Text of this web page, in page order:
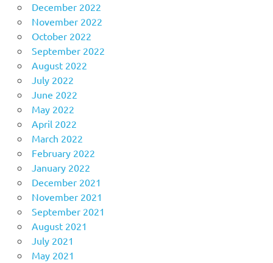
December 2022
November 2022
October 2022
September 2022
August 2022
July 2022
June 2022
May 2022
April 2022
March 2022
February 2022
January 2022
December 2021
November 2021
September 2021
August 2021
July 2021
May 2021